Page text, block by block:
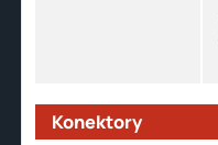
Konektory